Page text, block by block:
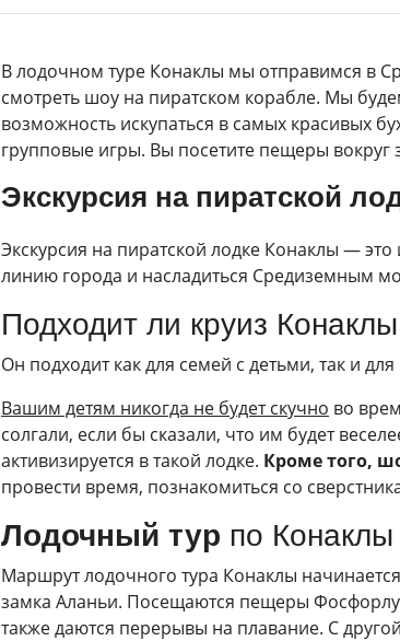
В лодочном туре Конаклы мы отправимся в
смотреть шоу на пиратском корабле. Мы
возможность искупаться в самых красивых
групповые игры. Вы посетите пещеры
Экскурсия на пиратской
Экскурсия на пиратской лодке Конаклы —
линию города и насладиться Средиземным
Подходит ли круиз
Он подходит как для семей с детьми, так и
Вашим детям никогда не будет скучно во
солгали, если бы сказали, что им будет
активизируется в такой лодке. Кроме того,
провести время, познакомиться со
Лодочный тур по Конаклы
Маршрут лодочного тура Конаклы
замка Аланьи. Посещаются пещеры
также даются перерывы на плавание. С